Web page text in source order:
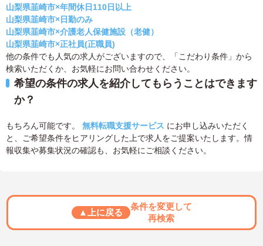
山梨県韮崎市×年間休日110日以上
山梨県韮崎市×日勤のみ
山梨県韮崎市×介護老人保健施設（老健）
山梨県韮崎市×正社員(正職員)
他の条件でも人気の求人がございますので、「こだわり条件」から
検索いただくか、お気軽にお問い合わせください。
希望の条件の求人を紹介してもらうことはできます
か？
もちろん可能です。 無料転職支援サービス にお申し込みいただく
と、ご希望条件をヒアリングした上で求人をご提案いたします。情
報収集や募集状況の確認も、お気軽にご相談ください。
▲上に戻る
条件を変更して
再検索